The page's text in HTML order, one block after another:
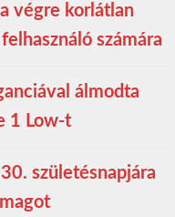
végre korlátlan
számára
álmodta
1 Low-t
születésnapjára